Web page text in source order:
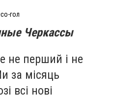
гол
Черкассы
не перший і не
за місяць
всі нові